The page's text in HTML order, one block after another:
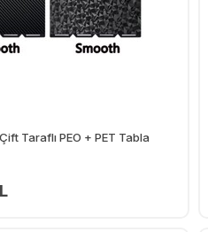
Taraflı PEO + PET Tabla